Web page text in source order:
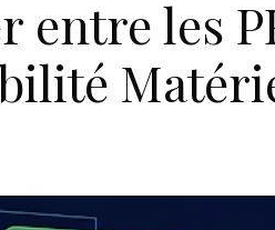
entre les